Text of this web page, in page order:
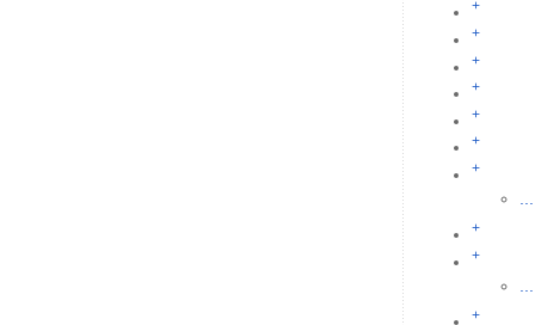
+
+
+
+
+
+
+
...
+
+
+